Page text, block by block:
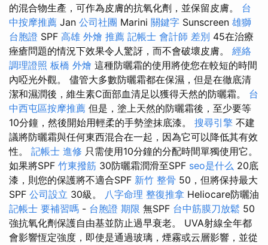
的混合物生產，可作為皮膚的抗氧化劑，並保留皮膚。 台
中按摩推薦 Jan 公司社團 Marini 關鍵字 Sunscreen 雄獅
台胞證 SPF 高雄 外燴 推薦 記帳士 會計師 差別 45在治療
痤瘡問題的情況下效果令人驚訝，而不會破壞皮膚。 經絡
調理證照 板橋 外燴 這種防曬霜的使用將使您在較短的時間
內啞光外觀。 儘管大多數防曬霜都在保濕，但是在徹底清
潔和濕潤後，維生素C面部血清足以獲得天然的防曬霜。 台
中西屯區按摩推薦 但是，塗上天然的防曬霜後，至少要等
10分鐘，然後開始用輕柔的手勢塗抹底漆。 搜尋引擎 不建
議將防曬霜與任何東西混合在一起，因為它可以降低其有效
性。 記帳士 進修 只需使用10分鐘的分配時間單獨使用它。
如果將SPF 竹東撥筋 30防曬霜潤滑至SPF seo是什么 20底
漆，則您的保護將不適合SPF 新竹 整骨 50，但將保持最大
SPF 公司設立 30級。 八字命理 整復推拿 Heliocare防曬油
記帳士 要補習嗎 - 台胞證 期限 無SPF 台中筋膜刀放鬆 50
強抗氧化劑保護自由基並防止過早衰老。 UVA射線全年都
會影響恆定強度，即使是通過玻璃，煙霧或云層影響，並從